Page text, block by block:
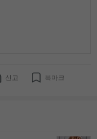
신고 북마크